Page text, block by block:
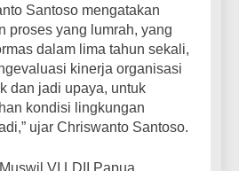
Santoso mengatakan
proses yang lumrah, yang
dalam lima tahun sekali,
kinerja organisasi
dan jadi upaya, untuk
kondisi lingkungan
ujar Chriswanto Santoso.